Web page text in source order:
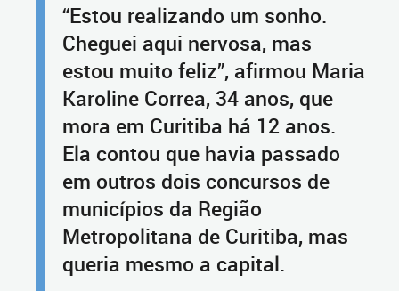
“Estou realizando um sonho.
Cheguei aqui nervosa, mas
estou muito feliz”, afirmou Maria
Karoline Correa, 34 anos, que
mora em Curitiba há 12 anos.
Ela contou que havia passado
em outros dois concursos de
municípios da Região
Metropolitana de Curitiba, mas
queria mesmo a capital.